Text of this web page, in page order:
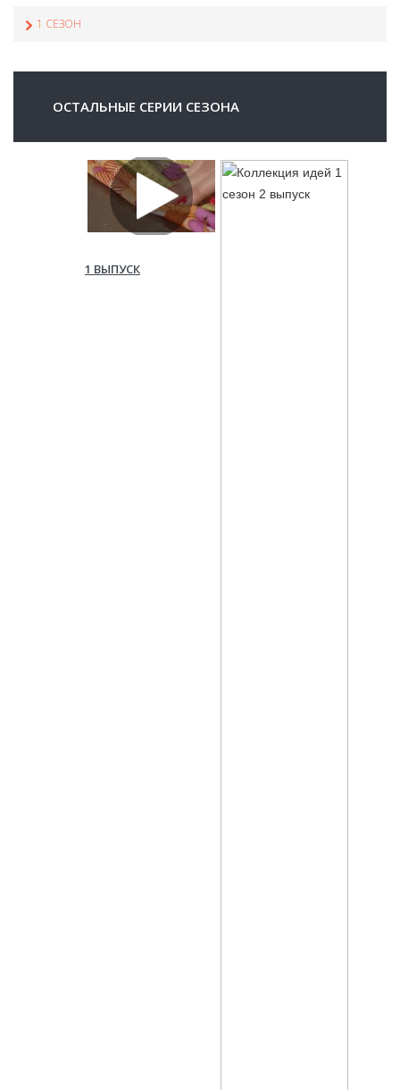
1 СЕЗОН
ОСТАЛЬНЫЕ СЕРИИ СЕЗОНА
1 ВЫПУСК